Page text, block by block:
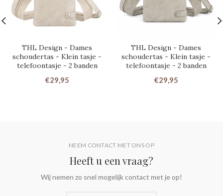
THL Design - Dames
schoudertas - Klein tasje -
telefoontasje - 2 banden
€29,95
THL Design - Dames
schoudertas - Klein tasje -
telefoontasje - 2 banden
€29,95
NEEM CONTACT MET ONS OP
Heeft u een vraag?
Wij nemen zo snel mogelijk contact met je op!